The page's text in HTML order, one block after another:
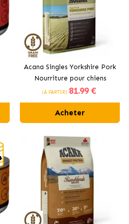
Acana Singles Yorkshire Pork
Nourriture pour chiens
adultes de toutes tailles
(À PARTIR) 81.99 €
Acheter